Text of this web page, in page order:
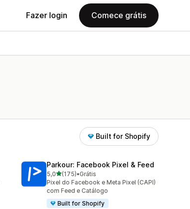
Fazer login Comece grátis
Built for Shopify
Parkour: Facebook Pixel & Feed
5,0de 5 estrelas
(175)
175 avaliações ao todo
•Grátis
Pixel do Facebook e Meta Pixel (CAPI)
com Feed e Catálogo
Built for Shopify